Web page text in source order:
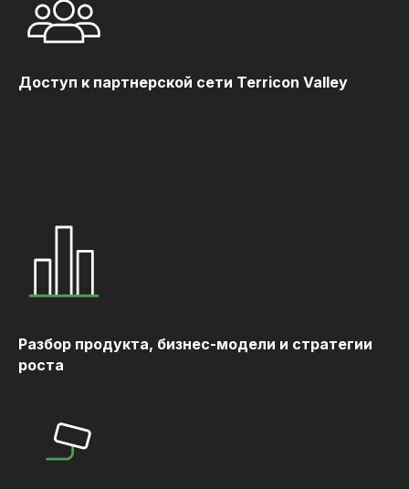
Доступ к партнерской сети Terricon Valley
Разбор продукта, бизнес-модели и стратегии
роста